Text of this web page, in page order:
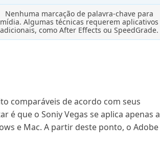
Nenhuma marcação de palavra-chave para
mídia. Algumas técnicas requerem aplicativos
adicionais, como After Effects ou SpeedGrade.
comparáveis ​​de acordo com seus
que o Soniy Vegas se aplica apenas a
e Mac. A partir deste ponto, o Adobe